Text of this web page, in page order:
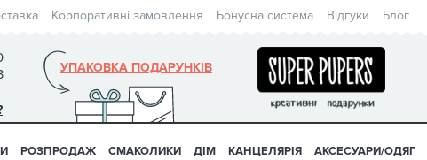
Корпоративні замовлення Бонусна система Відгуки Блог
УПАКОВКА ПОДАРУНКІВ
РОЗПРОДАЖ СМАКОЛИКИ ДІМ КАНЦЕЛЯРІЯ АКСЕСУАРИ/ОДЯГ